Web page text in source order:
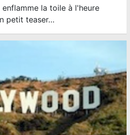
la toile à l'heure
petit teaser…